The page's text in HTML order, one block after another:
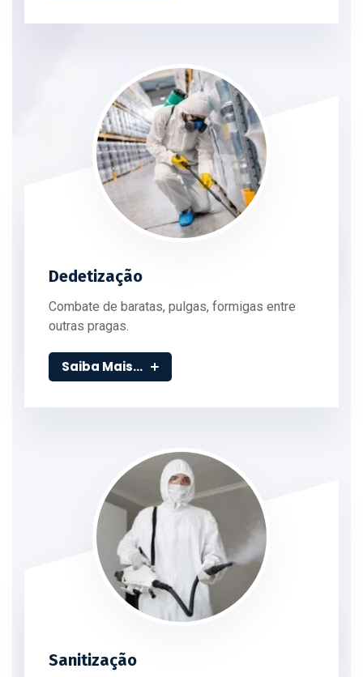
Dedetização
Combate de baratas, pulgas, formigas entre
outras pragas.
Saiba Mais...
Sanitização